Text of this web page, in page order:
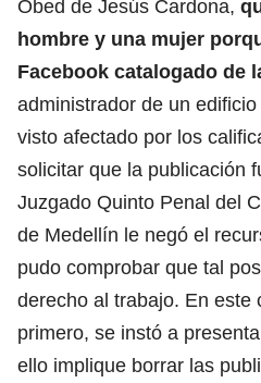
Obed de Jesús Cardona,
hombre y una mujer
Facebook catalogado de
administrador de un
visto afectado por los
solicitar que la publicación
Juzgado Quinto Penal del
de Medellín le negó el
pudo comprobar que tal
derecho al trabajo. En este
primero, se instó a
ello implique borrar las